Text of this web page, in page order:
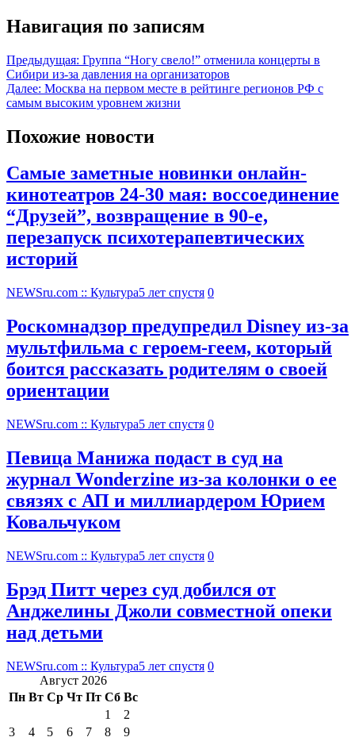
Навигация по записям
Предыдущая: Группа “Ногу свело!” отменила концерты в
Сибири из-за давления на организаторов
Далее: Москва на первом месте в рейтинге регионов РФ с
самым высоким уровнем жизни
Похожие новости
Самые заметные новинки онлайн-
кинотеатров 24-30 мая: воссоединение
“Друзей”, возвращение в 90-е,
перезапуск психотерапевтических
историй
NEWSru.com :: Культура5 лет спустя 0
Роскомнадзор предупредил Disney из-за
мультфильма c героем-геем, который
боится рассказать родителям о своей
ориентации
NEWSru.com :: Культура5 лет спустя 0
Певица Манижа подаст в суд на
журнал Wonderzine из-за колонки о ее
связях с АП и миллиардером Юрием
Ковальчуком
NEWSru.com :: Культура5 лет спустя 0
Брэд Питт через суд добился от
Анджелины Джоли совместной опеки
над детьми
NEWSru.com :: Культура5 лет спустя 0
Август 2026
Пн Вт Ср Чт Пт Сб Вс
1
2
3
4 5 6 7 8
9